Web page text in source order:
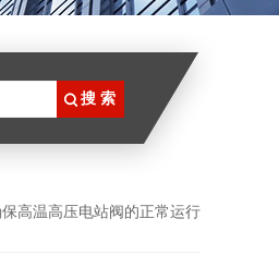
高温高压电站阀的正常运行